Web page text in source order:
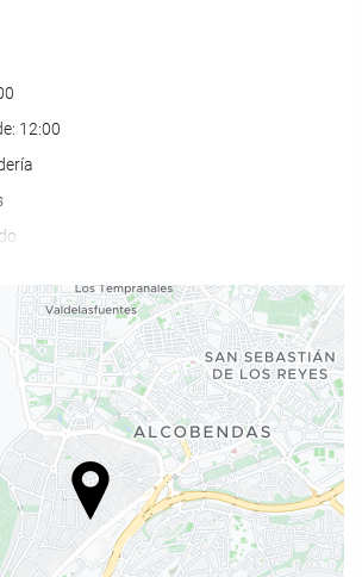
12:00
con movilidad reducida
todas las zonas